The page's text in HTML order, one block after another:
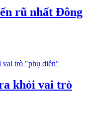
rũ nhất Đông
khỏi vai trò